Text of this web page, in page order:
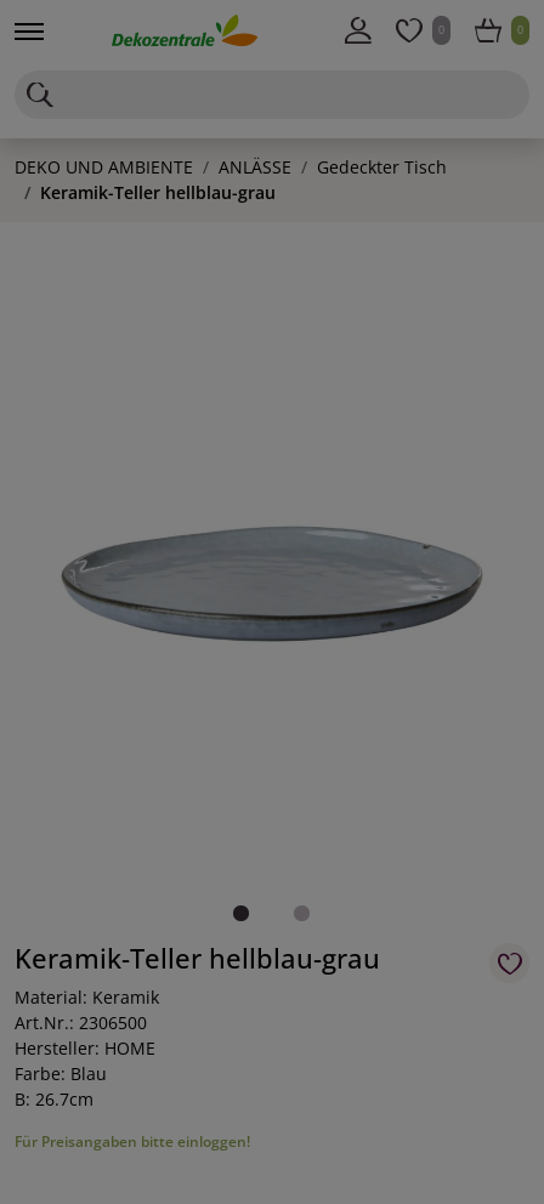
0 0
DEKO UND AMBIENTE ANLÄSSE
Gedeckter Tisch
Keramik-Teller hellblau-grau
Keramik-Teller hellblau-grau
Material: Keramik
Art.Nr.: 2306500
Hersteller: HOME
Farbe: Blau
B: 26.7cm
Für Preisangaben bitte einloggen!